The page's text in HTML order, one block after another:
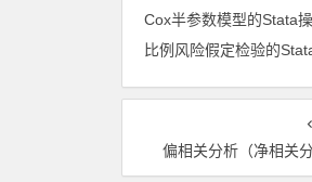
Cox半参数模型的Stata
比例风险假定检验的
偏相关分析（净相关